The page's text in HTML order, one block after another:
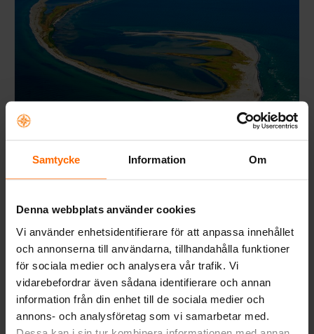
Samtycke Information Om
Denna webbplats använder cookies
Vi använder enhetsidentifierare för att anpassa innehållet
och annonserna till användarna, tillhandahålla funktioner
för sociala medier och analysera vår trafik. Vi
vidarebefordrar även sådana identifierare och annan
information från din enhet till de sociala medier och
annons- och analysföretag som vi samarbetar med.
Hvornår og hvorfor
familiecykler?
Ideen opstod, da oprindelige grundlægger så sit eget behov
for et smartere transportmiddel og ønskede noget, der ikke
fandtes på markedet på det tidspunkt. Hvis det ikke findes, må
man gøre det selv! Den første sending cykler ankom i 2016
og var stort set allerede solgt, før de ankom. De oprindelige
grundlægger byggede cyklerne i en garage i Falsterbo.